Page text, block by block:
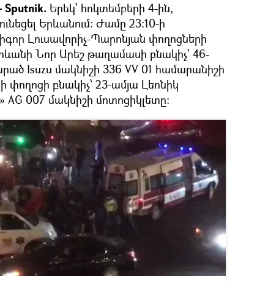
Երեկ՝ հոկտեմբերի 4-ին,
Երևանում։ Ժամը 23։10-ի
Լուսավորիչ-Պարոնյան փողոցների
Նոր Արեշ թաղամասի բնակիչ՝ 46-
Isuzu մակնիշի 336 VV 01 համարանիշի
բնակիչ՝ 23-ամյա Լեոնիկ
007 մակնիշի մոտոցիկլետը։